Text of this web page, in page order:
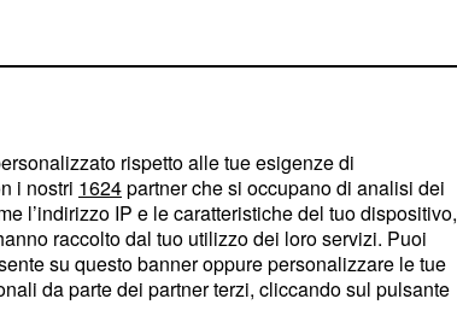
rispetto alle tue esigenze di
i nostri 1624partner che si occupano di analisi dei
l’indirizzo IP e le caratteristiche del tuo dispositivo,
raccolto dal tuo utilizzo dei loro servizi. Puoi
su questo banner oppure personalizzare le tue
da parte dei partner terzi, cliccando sul pulsante